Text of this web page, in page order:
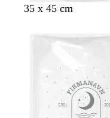
35 x 45 cm